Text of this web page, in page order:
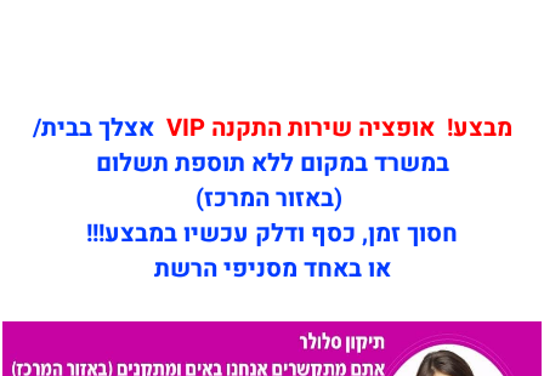
מבצע! אופציה שירות התקנה VIP
אצלך בבית/
במשרד במקום ללא תוספת תשלום
(באזור המרכז)
חסוך זמן, כסף ודלק עכשיו במבצע!!!
או באחד מסניפי הרשת